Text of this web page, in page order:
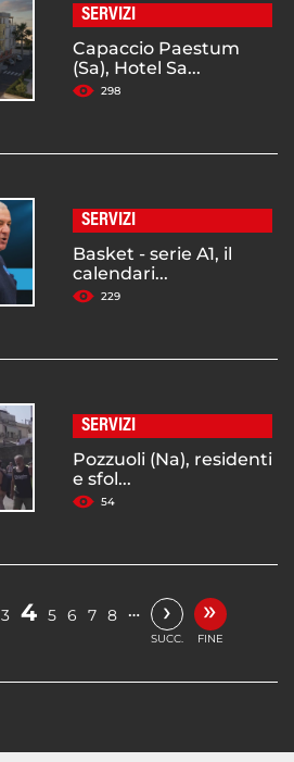
SERVIZI
Capaccio Paestum
(Sa), Hotel Sa...
298
SERVIZI
Basket - serie A1, il
calendari...
229
SERVIZI
Pozzuoli (Na), residenti
e sfol...
54
3 4 5 6 7 8 … ›
SUCC.
»
FINE